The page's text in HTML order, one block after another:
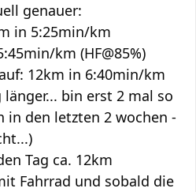
genauer:
in 5:25min/km
km (HF@85%)
12km in 6:40min/km
bin erst 2 mal so
in den letzten 2 wochen -
Tag ca. 12km
Fahrrad und sobald die